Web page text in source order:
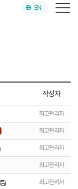
EN
작성자
최고관리자
최고관리자
최고관리자
최고관리자
최고관리자